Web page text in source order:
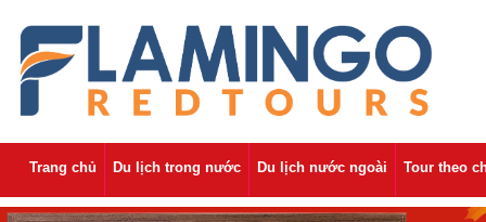
Trang chủ Du lịch trong nước Du lịch nước ngoài Tour theo